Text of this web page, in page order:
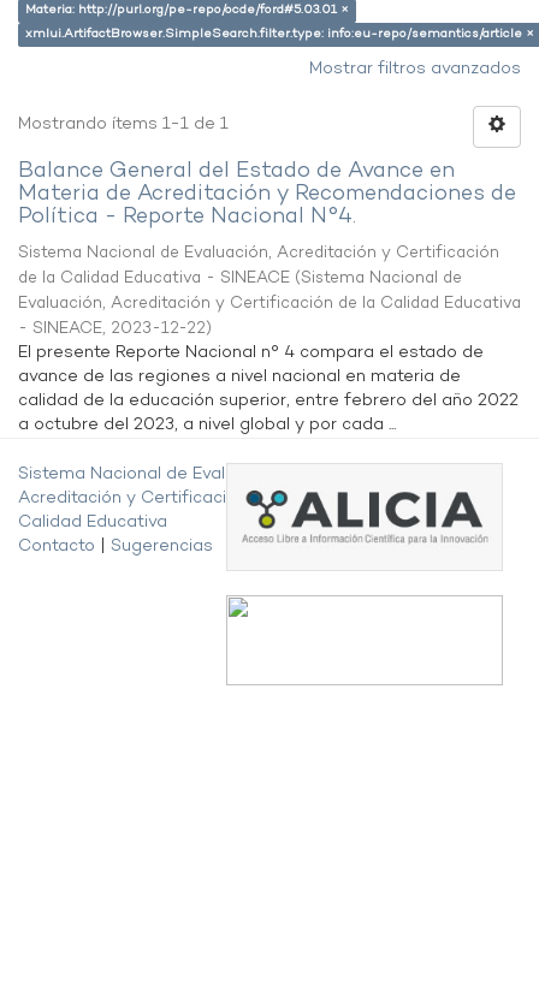
Materia: http://purl.org/pe-repo/ocde/ford#5.03.01 ×
xmlui.ArtifactBrowser.SimpleSearch.filter.type: info:eu-repo/semantics/article ×
Mostrar filtros avanzados
Mostrando ítems 1-1 de 1
Balance General del Estado de Avance en
Materia de Acreditación y Recomendaciones de
Política - Reporte Nacional N°4.
Sistema Nacional de Evaluación, Acreditación y Certificación
de la Calidad Educativa - SINEACE (Sistema Nacional de
Evaluación, Acreditación y Certificación de la Calidad Educativa
- SINEACE, 2023-12-22)
El presente Reporte Nacional n° 4 compara el estado de
avance de las regiones a nivel nacional en materia de
calidad de la educación superior, entre febrero del año 2022
a octubre del 2023, a nivel global y por cada ...
Sistema Nacional de Evaluación,
Acreditación y Certificación de la
Calidad Educativa
Contacto
Sugerencias